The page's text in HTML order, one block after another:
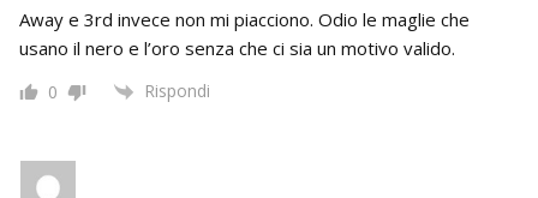
Away e 3rd invece non mi piacciono. Odio le maglie che
usano il nero e l’oro senza che ci sia un motivo valido.
0 Rispondi